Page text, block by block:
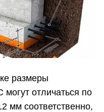
размеры
отличаться по
мм соответственно,